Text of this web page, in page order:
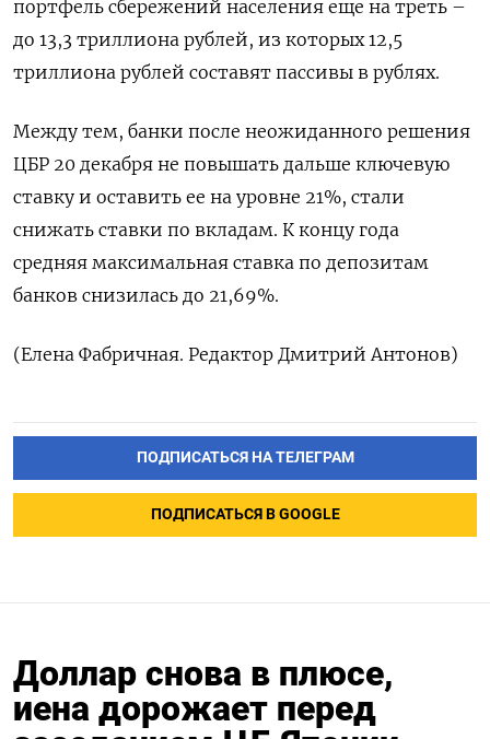
портфель сбережений населения еще на треть –
до 13,3 триллиона рублей, из которых 12,5
триллиона рублей составят пассивы в рублях.
Между тем, банки после неожиданного решения
ЦБР 20 декабря не повышать дальше ключевую
ставку и оставить ее на уровне 21%, стали
снижать ставки по вкладам. К концу года
средняя максимальная ставка по депозитам
банков снизилась до 21,69%.
(Елена Фабричная. Редактор Дмитрий Антонов)
ПОДПИСАТЬСЯ НА ТЕЛЕГРАМ
ПОДПИСАТЬСЯ В GOOGLE
Доллар снова в плюсе,
иена дорожает перед